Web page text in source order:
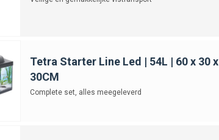
Tetra Starter Line Led | 54L | 60 x 30 x
30CM
Complete set, alles meegeleverd